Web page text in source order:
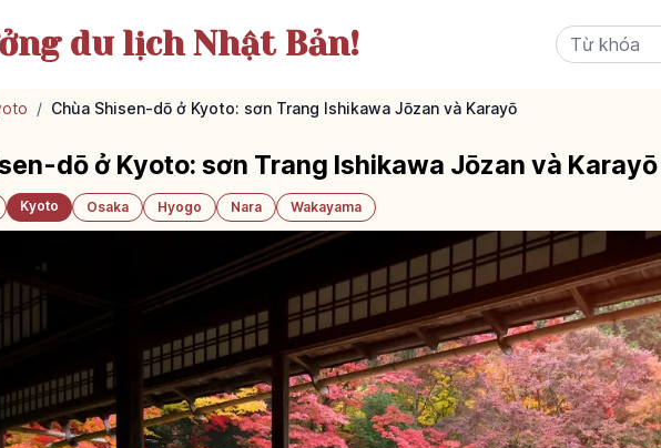
du lịch Nhật Bản!
/ Chùa Shisen-dō ở Kyoto: sơn Trang Ishikawa Jōzan và Karayō
dō ở Kyoto: sơn Trang Ishikawa Jōzan và Karayō
Kyoto Osaka Hyogo Nara Wakayama